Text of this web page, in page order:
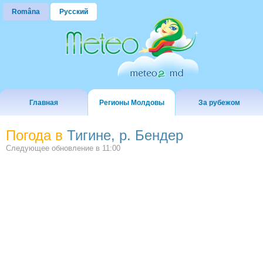
Româna Русский
Главная Регионы Молдовы За рубежом
Погода в Тигине, р. Бендер
Следующее обновление в 11:00